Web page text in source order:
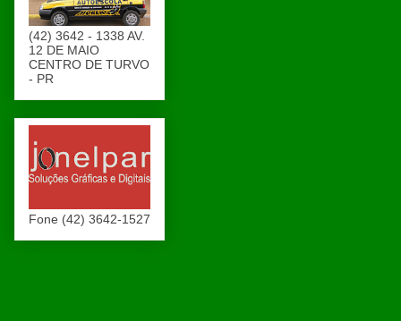
(42) 3642 - 1338 AV.
12 DE MAIO
CENTRO DE TURVO
- PR
Fone (42) 3642-1527